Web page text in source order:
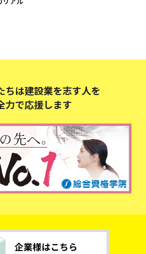
ちは建設業を志す人を
力で応援します